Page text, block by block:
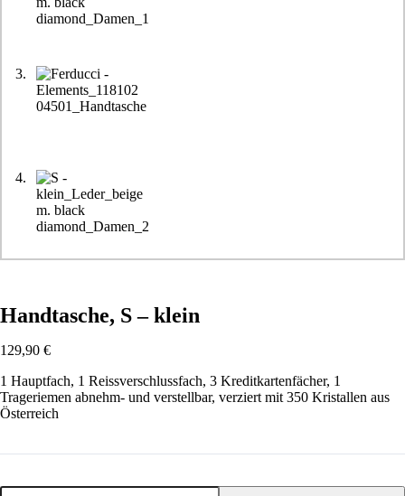
Handtasche, S – klein
129,90 €
1 Hauptfach, 1 Reissverschlussfach, 3 Kreditkartenfächer, 1
Trageriemen abnehm- und verstellbar, verziert mit 350 Kristallen aus
Österreich